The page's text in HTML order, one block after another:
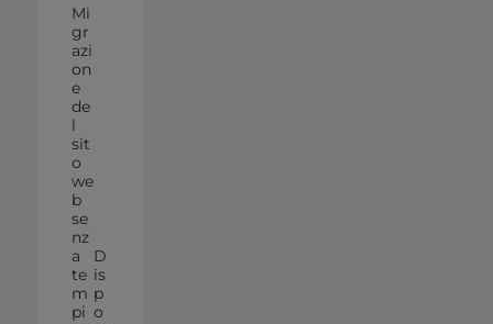
Mi
gr
azi
on
e
de
l
sit
o
we
b
se
nz
a
te
m
pi
D
is
p
o